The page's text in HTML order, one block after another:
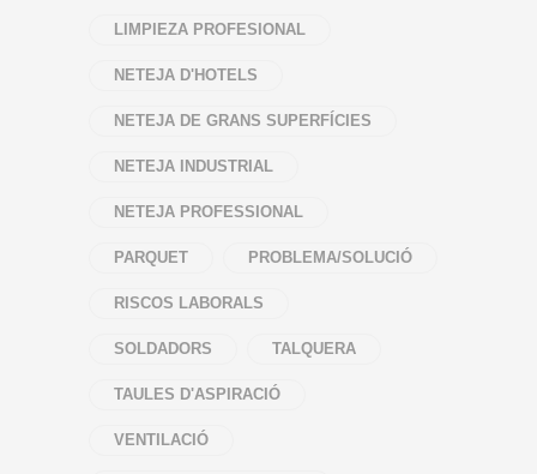
LIMPIEZA PROFESIONAL
NETEJA D'HOTELS
NETEJA DE GRANS SUPERFÍCIES
NETEJA INDUSTRIAL
NETEJA PROFESSIONAL
PARQUET PROBLEMA/SOLUCIÓ
RISCOS LABORALS
SOLDADORS TALQUERA
TAULES D'ASPIRACIÓ
VENTILACIÓ